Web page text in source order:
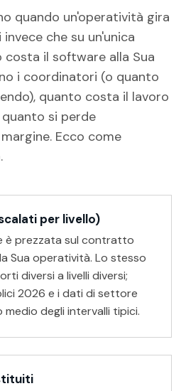
quando un'operatività gira
che su un'unica
il software alla Sua
i coordinatori (o quanto
quanto costa il lavoro
si perde
Ecco come
per livello)
è prezzata sul contratto
Sua operatività. Lo stesso
diversi a livelli diversi;
2026 e i dati di settore
degli intervalli tipici.